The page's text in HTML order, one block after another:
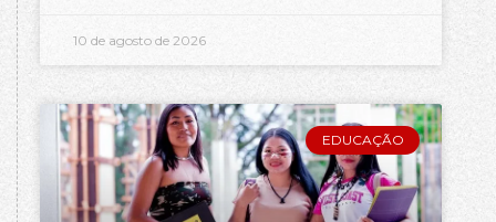
10 de agosto de 2026
EDUCAÇÃO